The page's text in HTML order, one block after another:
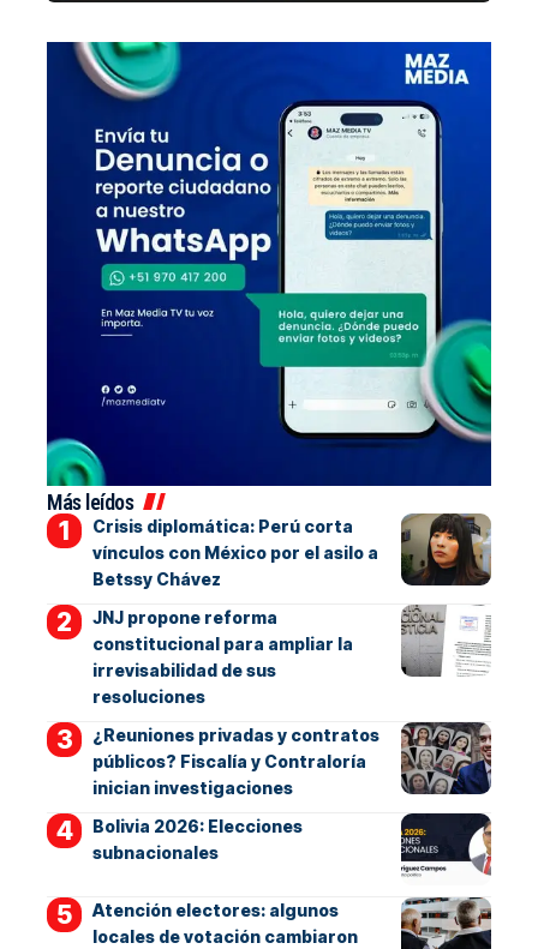
Más leídos
Crisis diplomática: Perú corta
vínculos con México por el asilo a
Betssy Chávez
JNJ propone reforma
constitucional para ampliar la
irrevisabilidad de sus
resoluciones
¿Reuniones privadas y contratos
públicos? Fiscalía y Contraloría
inician investigaciones
Bolivia 2026: Elecciones
subnacionales
Atención electores: algunos
locales de votación cambiaron